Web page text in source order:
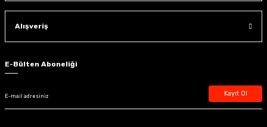
Alışveriş
E-Bülten Aboneliği
Kayıt Ol